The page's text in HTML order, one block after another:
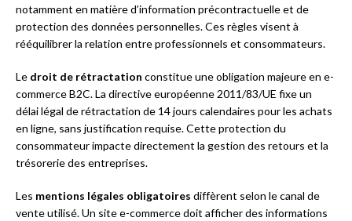
notamment en matière d’information précontractuelle et de
protection des données personnelles. Ces règles visent à
rééquilibrer la relation entre professionnels et consommateurs.
Le droit de rétractation constitue une obligation majeure en e-
commerce B2C. La directive européenne 2011/83/UE fixe un
délai légal de rétractation de 14 jours calendaires pour les achats
en ligne, sans justification requise. Cette protection du
consommateur impacte directement la gestion des retours et la
trésorerie des entreprises.
Les mentions légales obligatoires diffèrent selon le canal de
vente utilisé. Un site e-commerce doit afficher des informations